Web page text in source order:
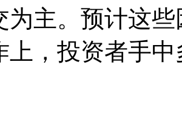
为主。预计这
上，投资者手